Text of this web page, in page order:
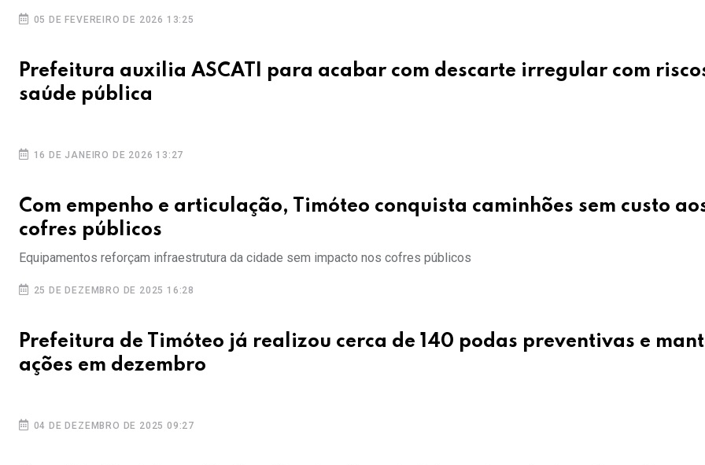
05 DE FEVEREIRO DE 2026 13:25
Prefeitura auxilia ASCATI para acabar com descarte irregular com
saúde pública
16 DE JANEIRO DE 2026 13:27
Com empenho e articulação, Timóteo conquista caminhões sem custo
cofres públicos
Equipamentos reforçam infraestrutura da cidade sem impacto nos cofres públicos
25 DE DEZEMBRO DE 2025 16:28
Prefeitura de Timóteo já realizou cerca de 140 podas preventivas e
ações em dezembro
04 DE DEZEMBRO DE 2025 09:27